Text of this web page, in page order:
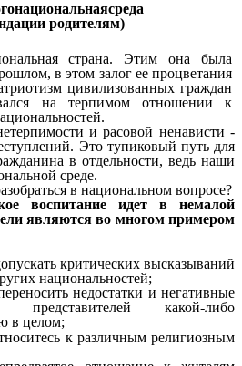
родителям)
страна. Этим она была
в этом залог ее процветания
цивилизованных граждан
на терпимом отношении к
и расовой ненависти -
Это тупиковый путь для
в отдельности, ведь наши
среде.
в национальном вопросе?
воспитание идет в немалой
являются во многом примером
критических высказываний
национальностей;
недостатки и негативные
представителей какой-либо
в целом;
к различным религиозным